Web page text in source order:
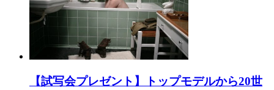
【試写会プレゼント】トップモデルから20世